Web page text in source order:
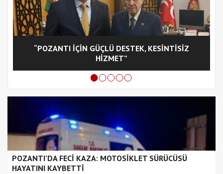
“POZANTI İÇİN GÜÇLÜ DESTEK, KESİNTİSİZ
HİZMET”
POZANTI’DA FECİ KAZA: MOTOSİKLET SÜRÜCÜSÜ
HAYATINI KAYBETTİ